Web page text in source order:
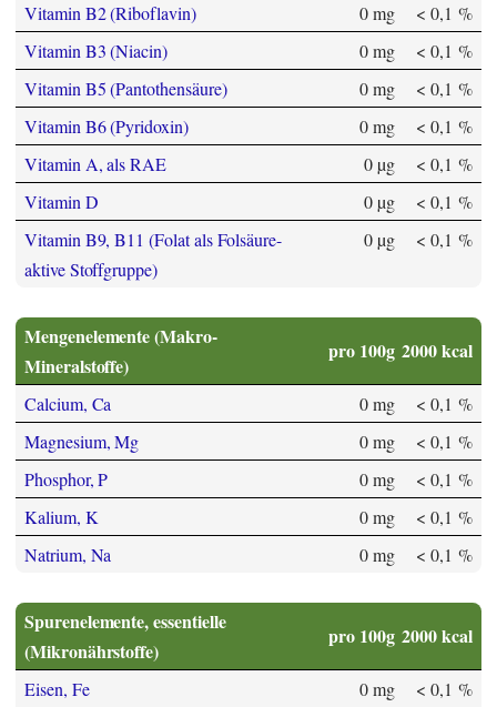
Vitamin B2 (Riboflavin)
0 mg
< 0,1 %
Vitamin B3 (Niacin)
0 mg
< 0,1 %
Vitamin B5 (Pantothensäure)
0 mg
< 0,1 %
Vitamin B6 (Pyridoxin)
0 mg
< 0,1 %
Vitamin A, als RAE
0 µg
< 0,1 %
Vitamin D
0 µg
< 0,1 %
Vitamin B9, B11 (Folat als Folsäure-
aktive Stoffgruppe)
0 µg < 0,1 %
Mengenelemente (Makro-
Mineralstoffe)
pro 100g 2000 kcal
Calcium, Ca 0 mg
< 0,1 %
Magnesium, Mg
0 mg
< 0,1 %
Phosphor, P
0 mg
< 0,1 %
Kalium, K
0 mg
< 0,1 %
Natrium, Na
0 mg < 0,1 %
Spurenelemente, essentielle
(Mikronährstoffe)
pro 100g 2000 kcal
Eisen, Fe 0 mg < 0,1 %